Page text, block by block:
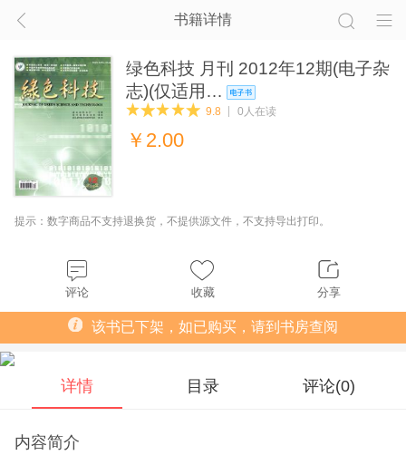
书籍详情
绿色科技 月刊 2012年12期(电子杂
志)(仅适用…
9.8 0人在读
￥ 2.00
提示：数字商品不支持退换货，不提供源文件，不支持导出打印。
评论 收藏 分享
该书已下架，如已购买，请到书房查阅
详情 目录 评论(0)
内容简介